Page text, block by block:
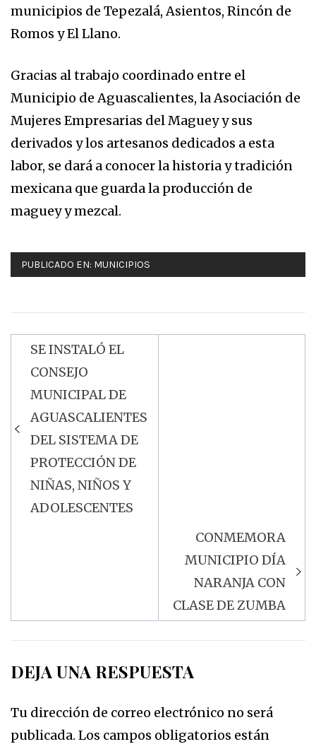
municipios de Tepezalá, Asientos, Rincón de
Romos y El Llano.
Gracias al trabajo coordinado entre el
Municipio de Aguascalientes, la Asociación de
Mujeres Empresarias del Maguey y sus
derivados y los artesanos dedicados a esta
labor, se dará a conocer la historia y tradición
mexicana que guarda la producción de
maguey y mezcal.
PUBLICADO EN: MUNICIPIOS
Navegación
de
entradas
SE INSTALÓ EL
CONSEJO
MUNICIPAL DE
AGUASCALIENTES
DEL SISTEMA DE
PROTECCIÓN DE
NIÑAS, NIÑOS Y
ADOLESCENTES
CONMEMORA
MUNICIPIO DÍA
NARANJA CON
CLASE DE ZUMBA
DEJA UNA RESPUESTA
Tu dirección de correo electrónico no será
publicada. Los campos obligatorios están